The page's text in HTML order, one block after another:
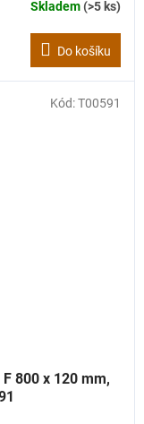
Skladem(>5 ks)
Do košíku
800 x 120 mm,
Kód:T00591